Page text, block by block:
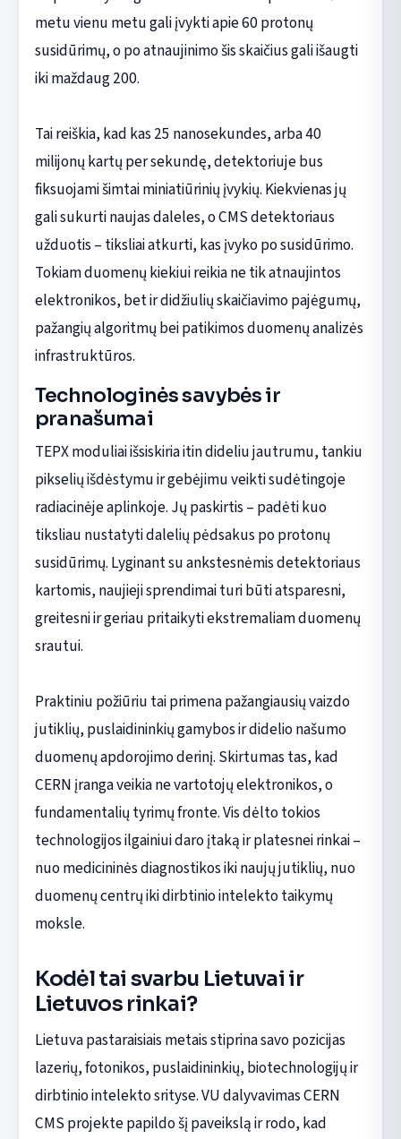
metu vienu metu gali įvykti apie 60 protonų
susidūrimų, o po atnaujinimo šis skaičius gali išaugti
iki maždaug 200.
Tai reiškia, kad kas 25 nanosekundes, arba 40
milijonų kartų per sekundę, detektoriuje bus
fiksuojami šimtai miniatiūrinių įvykių. Kiekvienas jų
gali sukurti naujas daleles, o CMS detektoriaus
užduotis – tiksliai atkurti, kas įvyko po susidūrimo.
Tokiam duomenų kiekiui reikia ne tik atnaujintos
elektronikos, bet ir didžiulių skaičiavimo pajėgumų,
pažangių algoritmų bei patikimos duomenų analizės
infrastruktūros.
Technologinės savybės ir
pranašumai
TEPX moduliai išsiskiria itin dideliu jautrumu, tankiu
pikselių išdėstymu ir gebėjimu veikti sudėtingoje
radiacinėje aplinkoje. Jų paskirtis – padėti kuo
tiksliau nustatyti dalelių pėdsakus po protonų
susidūrimų. Lyginant su ankstesnėmis detektoriaus
kartomis, naujieji sprendimai turi būti atsparesni,
greitesni ir geriau pritaikyti ekstremaliam duomenų
srautui.
Praktiniu požiūriu tai primena pažangiausių vaizdo
jutiklių, puslaidininkių gamybos ir didelio našumo
duomenų apdorojimo derinį. Skirtumas tas, kad
CERN įranga veikia ne vartotojų elektronikos, o
fundamentalių tyrimų fronte. Vis dėlto tokios
technologijos ilgainiui daro įtaką ir platesnei rinkai –
nuo medicininės diagnostikos iki naujų jutiklių, nuo
duomenų centrų iki dirbtinio intelekto taikymų
moksle.
Kodėl tai svarbu Lietuvai ir
Lietuvos rinkai?
Lietuva pastaraisiais metais stiprina savo pozicijas
lazerių, fotonikos, puslaidininkių, biotechnologijų ir
dirbtinio intelekto srityse. VU dalyvavimas CERN
CMS projekte papildo šį paveikslą ir rodo, kad